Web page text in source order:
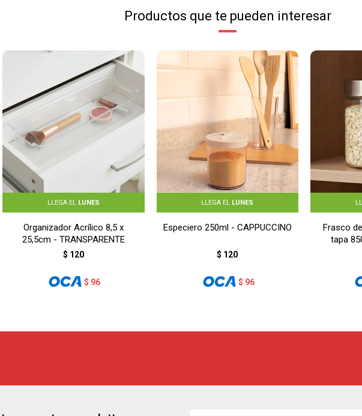
Productos que te pueden interesar
LLEGA EL LUNES
Organizador Acrílico 8,5 x
25,5cm - TRANSPARENTE
$ 120
$ 96
LLEGA EL LUNES
Especiero 250ml - CAPPUCCINO
$ 120
$ 96
Frasco
tapa